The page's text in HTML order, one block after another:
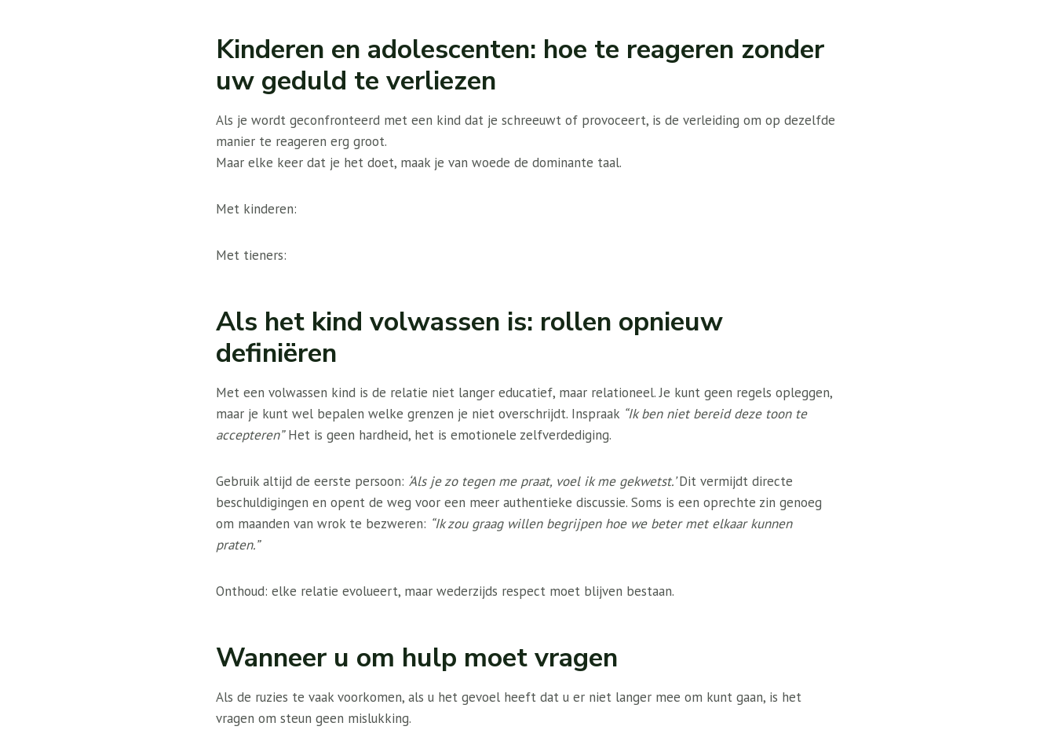
Kinderen en adolescenten: hoe te reageren zonder
uw geduld te verliezen
Als je wordt geconfronteerd met een kind dat je schreeuwt of provoceert, is de verleiding om op dezelfde
manier te reageren erg groot.
Maar elke keer dat je het doet, maak je van woede de dominante taal.
Met kinderen:
Met tieners:
Als het kind volwassen is: rollen opnieuw
definiëren
Met een volwassen kind is de relatie niet langer educatief, maar relationeel. Je kunt geen regels opleggen,
maar je kunt wel bepalen welke grenzen je niet overschrijdt. Inspraak “Ik ben niet bereid deze toon te
accepteren”Het is geen hardheid, het is emotionele zelfverdediging.
Gebruik altijd de eerste persoon: ‘Als je zo tegen me praat, voel ik me gekwetst.’Dit vermijdt directe
beschuldigingen en opent de weg voor een meer authentieke discussie. Soms is een oprechte zin genoeg
om maanden van wrok te bezweren: “Ik zou graag willen begrijpen hoe we beter met elkaar kunnen
praten.”
Onthoud: elke relatie evolueert, maar wederzijds respect moet blijven bestaan.
Wanneer u om hulp moet vragen
Als de ruzies te vaak voorkomen, als u het gevoel heeft dat u er niet langer mee om kunt gaan, is het
vragen om steun geen mislukking.